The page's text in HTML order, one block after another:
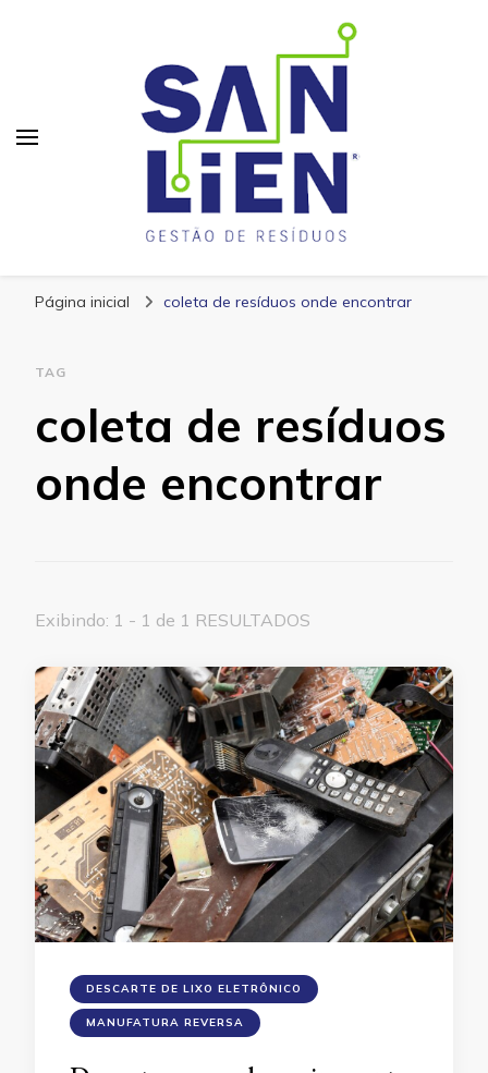
Página inicial coleta de resíduos onde encontrar
TAG
coleta de resíduos
onde encontrar
Exibindo: 1 - 1 de 1 RESULTADOS
DESCARTE DE LIXO ELETRÔNICO
MANUFATURA REVERSA